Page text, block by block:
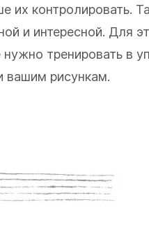
их
и интересной. Для
тренировать в
вашим рисункам.